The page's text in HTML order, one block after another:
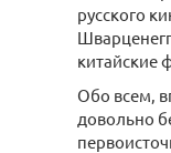
русского
китайские
Обо всем,
довольно